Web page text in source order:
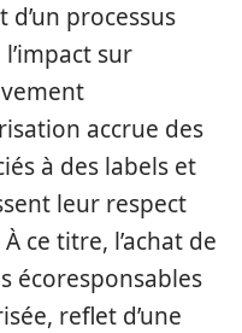
processus
sur
accrue des
à des labels et
leur respect
ce titre, l’achat de
écoresponsables
reflet d’une